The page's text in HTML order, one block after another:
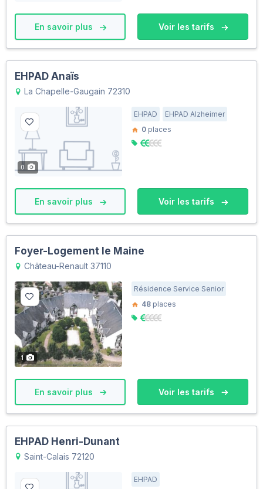
En savoir plus Voir les tarifs
EHPAD Anaïs
La Chapelle-Gaugain 72310
0
EHPAD
EHPAD Alzheimer
0 places
En savoir plus Voir les tarifs
Foyer-Logement le Maine
Château-Renault 37110
1
Résidence Service Senior
48 places
En savoir plus Voir les tarifs
EHPAD Henri-Dunant
Saint-Calais 72120
EHPAD